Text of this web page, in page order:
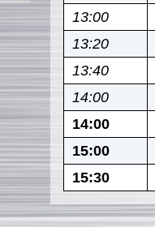
13:00
13:20
13:40
14:00
14:00
15:00
15:30